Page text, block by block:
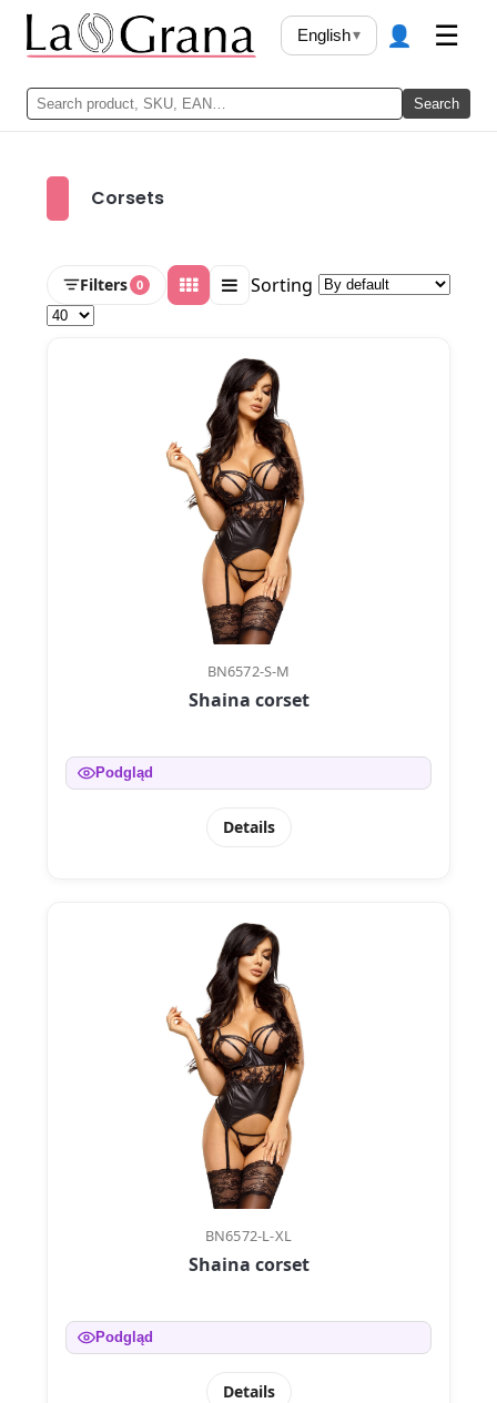
Search
English▾ 👤 ☰
Corsets
Filters 0 Sorting
BN6572-S-M
Shaina corset
Podgląd
Details
BN6572-L-XL
Shaina corset
Podgląd
Details